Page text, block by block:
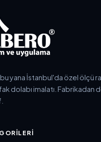
bu yana İstanbul'da özel ölçü
dolabı imalatı. Fabrikadan